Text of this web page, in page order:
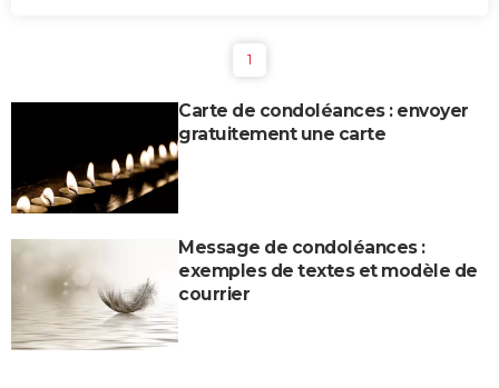
1
Carte de condoléances : envoyer
gratuitement une carte
Message de condoléances :
exemples de textes et modèle de
courrier